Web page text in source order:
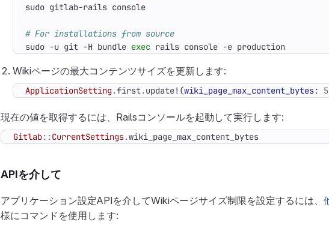
# For installations from source
sudo -u git -H bundle exec rails console -e production
Wikiページの最大コンテンツサイズを更新します:
ApplicationSetting.first.update! (wiki_page_max_content_bytes: 5
現在の値を取得するには、Railsコンソールを起動して実行します:
Gitlab::CurrentSettings.wiki_page_max_content_bytes
APIを介して
アプリケーション設定APIを介してWikiページサイズ制限を設定するには、
様にコマンドを使用します: